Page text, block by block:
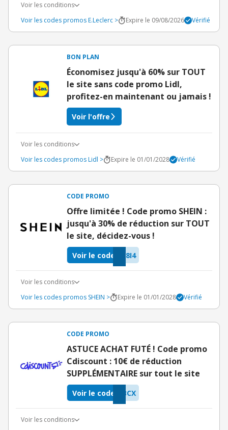
Voir les conditions
Voir les codes promos E.Leclerc >
Expire le 09/08/2026 Vérifié
BON PLAN
Économisez jusqu'à 60% sur TOUT
le site sans code promo Lidl,
profitez-en maintenant ou jamais !
Voir l'offre
Voir les conditions
Voir les codes promos Lidl >
Expire le 01/01/2028 Vérifié
CODE PROMO
Offre limitée ! Code promo SHEIN :
jusqu'à 30% de réduction sur TOUT
le site, décidez-vous !
8I4
Voir le code
Voir les conditions
Voir les codes promos SHEIN >
Expire le 01/01/2028 Vérifié
CODE PROMO
ASTUCE ACHAT FUTÉ ! Code promo
Cdiscount : 10€ de réduction
SUPPLÉMENTAIRE sur tout le site
BCX
Voir le code
Voir les conditions